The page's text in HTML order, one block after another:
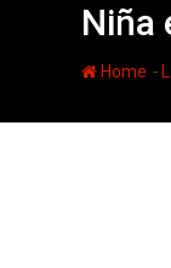
Niña
Home -